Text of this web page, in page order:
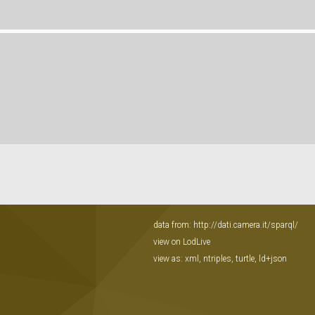
data from: http://dati.camera.it/sparql/
view on LodLive
view as: xml , ntriples, turtle, ld+json